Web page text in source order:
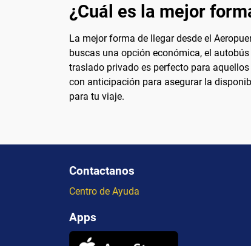
¿Cuál es la mejor
La mejor forma de llegar desde el
buscas una opción económica, el
traslado privado es perfecto para
con anticipación para asegurar la
para tu viaje.
Contactanos
Centro de Ayuda
Apps